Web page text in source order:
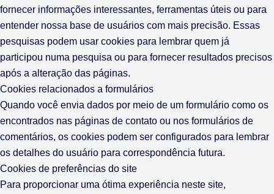
fornecer informações interessantes, ferramentas úteis ou para
entender nossa base de usuários com mais precisão. Essas
pesquisas podem usar cookies para lembrar quem já
participou numa pesquisa ou para fornecer resultados precisos
após a alteração das páginas.
Cookies relacionados a formulários
Quando você envia dados por meio de um formulário como os
encontrados nas páginas de contato ou nos formulários de
comentários, os cookies podem ser configurados para lembrar
os detalhes do usuário para correspondência futura.
Cookies de preferências do site
Para proporcionar uma ótima experiência neste site,